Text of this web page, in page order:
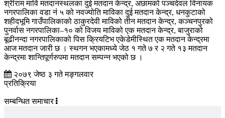
श्रीराम मावि मतदानस्थलका दुई मतदान केन्द्र, अछामको पञ्चदेवल विनायक
नगरपालिका वडा नं ५ को नवज्योति माविका दुई मतदान केन्द्र, धनकुटाको
शहीदभूमि गाउँपालिकाको ठाकुरदेवी माविको तीन मतदान केन्द्र, कञ्चनपुरको
पुनर्वास नगरपालिका–१० को विजय माविको एक मतदान केन्द्र, बाजुराको
बूढीनन्दा नगरपालिकाको पिस क्रियटिभ एकेडेमीस्थित एक मतदान केन्द्रमा
आज मतदान जारी छ । स्थगन भएकामध्ये जेठ १ गते ७ र २ गते १३ मतदान
केन्द्रमा शान्तिपूर्णरुपमा मतदान सम्पन्न भएको छ ।
२०७९ जेष्ठ ३ गते मङ्गलवार
प्रतिक्रिया
सम्बन्धित समाचार